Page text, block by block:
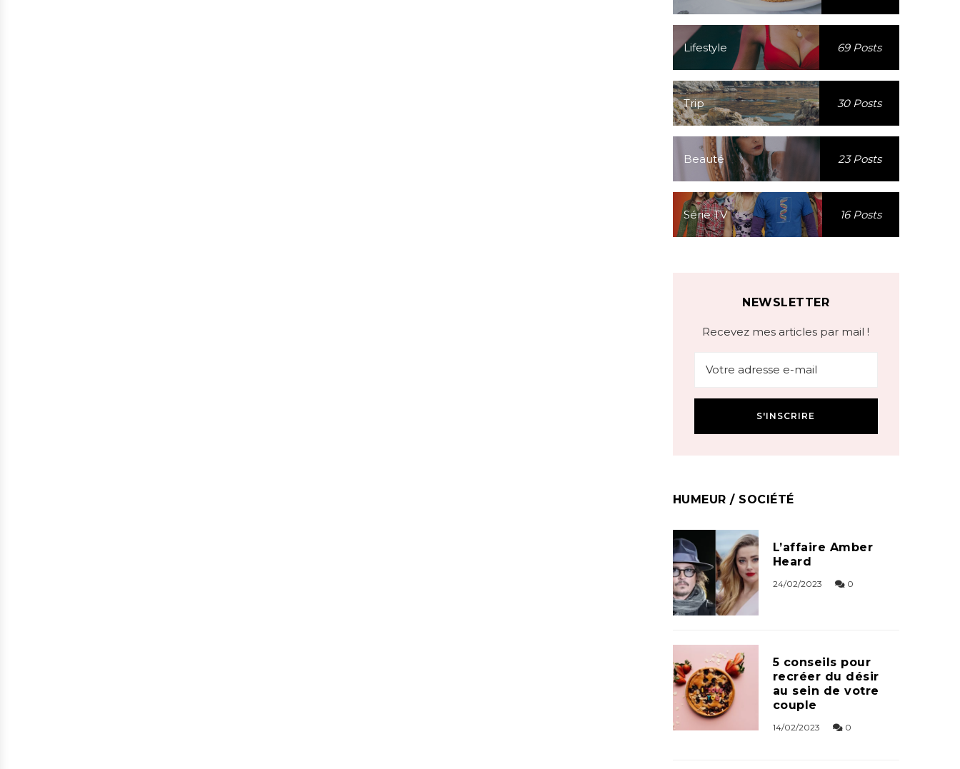
Lifestyle 69 Posts
Trip 30 Posts
Beauté 23 Posts
Série TV 16 Posts
NEWSLETTER
Recevez mes articles par mail !
HUMEUR / SOCIÉTÉ
L’affaire Amber
Heard
24/02/2023 0
5 conseils pour
recréer du désir
au sein de votre
couple
14/02/2023 0